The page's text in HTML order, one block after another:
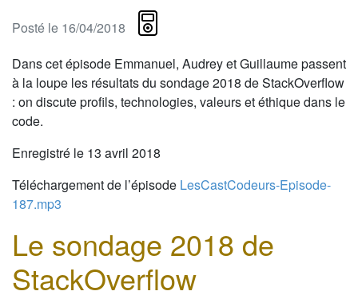
Posté le 16/04/2018
Dans cet épisode Emmanuel, Audrey et Guillaume passent
à la loupe les résultats du sondage 2018 de StackOverflow
: on discute profils, technologies, valeurs et éthique dans le
code.
Enregistré le 13 avril 2018
Téléchargement de l’épisode LesCastCodeurs-Episode-
187.mp3
Le sondage 2018 de
StackOverflow